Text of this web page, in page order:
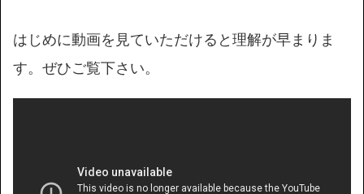
はじめに動画を見ていただけると理解が早まりま
す。ぜひご覧下さい。